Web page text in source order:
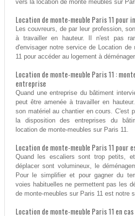
vers la location de monte meubles sur
Location de monte-meuble Paris 11 pour
Les couvreurs, de par leur profession,
à travailler en hauteur. Il n'est pas
d'envisager notre service de Location de
11 pour accéder au logement à
Location de monte-meuble Paris 11 :
entreprise
Quand une entreprise du bâtiment
peut être amenée à travailler en
son matériel au chantier en cours. C'est
la disposition des entreprises du
location de monte-meubles sur Paris 11.
Location de monte-meuble Paris 11 pour
Quand les escaliers sont trop petits,
déplacer sont volumineux, le
Pour le simplifier et pour gagner du
voies habituelles ne permettent pas les
de monte-meubles sur Paris 11 est notre
Location de monte-meuble Paris 11 en